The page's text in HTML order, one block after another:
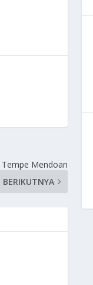
Tempe Mendoan
BERIKUTNYA